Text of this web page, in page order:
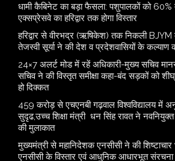
​धामी कैबिनेट का बड़ा फैसला: पशुपालकों को 60%
एक्सप्रेसवे का हरिद्वार तक होगा विस्तार
​हरिद्वार से वीरभद्र (ऋषिकेश) तक निकली BJYM
तेजस्वी सूर्या ने की देश व प्रदेशवासियों के कल्याण
24×7 अलर्ट मोड में रहें अधिकारी-मुख्य सचिव
सचिव ने की विस्तृत समीक्षा कहा-बंद सड़कों को
हो दिक्कत
459 करोड़ से एचएनबी गढ़वाल विश्वविद्यालय में
सुदृढ,उच्च शिक्षा मंत्री धन सिंह रावत ने नवनियुक्त
की मुलाकात
मुख्यमंत्री से महानिदेशक एनसीसी ने की
एनसीसी के विस्तार एवं आधुनिक आधारभूत